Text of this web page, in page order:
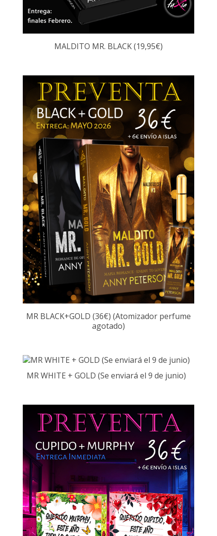
MALDITO MR. BLACK (19,95€)
MR BLACK+GOLD (36€) (Atomizador perfume
agotado)
MR WHITE + GOLD (Se enviará el 9 de junio)